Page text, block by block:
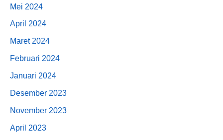
Mei 2024
April 2024
Maret 2024
Februari 2024
Januari 2024
Desember 2023
November 2023
April 2023